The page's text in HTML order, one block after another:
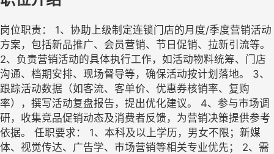
岗位职责： 1、协助上级制定连锁门店的月度/季度营销活动
方案，包括新品推广、会员营销、节日促销、拉新引流等。
2、负责营销活动的具体执行工作，如活动物料统筹、门店
沟通、档期安排、现场督导等，确保活动按计划落地。 3、
跟踪活动数据（如客流、客单价、优惠券核销率、复购
率），撰写活动复盘报告，提出优化建议。 4、参与市场调
研，收集竞品促销动态及消费者反馈，为营销决策提供参考
依据。 任职要求： 1、本科及以上学历，男女不限；新媒
体、视觉传达、广告学、市场营销等相关专业优先； 2、需